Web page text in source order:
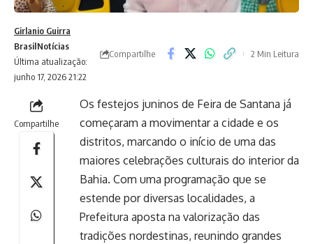
Última atualização:
junho 17, 2026 21:22
Girlanio Guirra
BrasilNotícias
Compartilhe 2 Min Leitura
Compartilhe
Os festejos juninos de Feira de Santana já
começaram a movimentar a cidade e os
distritos, marcando o início de uma das
maiores celebrações culturais do interior da
Bahia. Com uma programação que se
estende por diversas localidades, a
Prefeitura aposta na valorização das
tradições nordestinas, reunindo grandes